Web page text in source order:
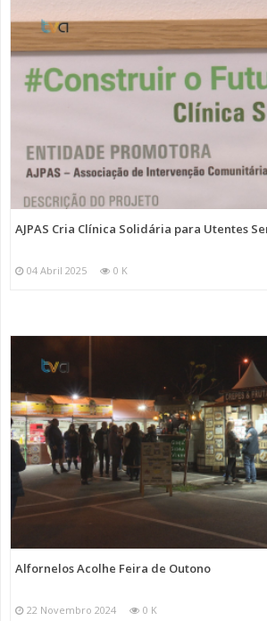
AJPAS Cria Clínica Solidária para Utentes
04 Abril 2025 0 K
Alfornelos Acolhe Feira de Outono
22 Novembro 2024 0 K